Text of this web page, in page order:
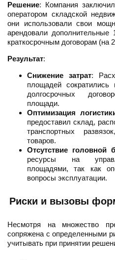
Решение: Компания
оператором складской
они использовали свои
арендовали дополнительные
краткосрочным договорам (на
Результат:
Снижение затрат:
площадей
долгосрочных
площади.
Оптимизация
предоставил склад,
транспортных
товаров.
Отсутствие головной
ресурсы на
площадями, так как
вопросы эксплуатации.
Риски и вызовы
Несмотря на множество
сопряжена с определенными
учитывать при принятии